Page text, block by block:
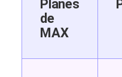
Planes
de
MAX